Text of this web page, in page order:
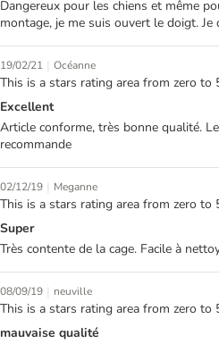
Dangereux pour les chiens et même
montage, je me suis ouvert le doigt. Je
19/02/21 | Océanne
This is a stars rating area from zero to
Excellent
Article conforme, très bonne qualité.
recommande
02/12/19 | Meganne
This is a stars rating area from zero to
Super
Très contente de la cage. Facile à
08/09/19 | neuville
This is a stars rating area from zero to
mauvaise qualité